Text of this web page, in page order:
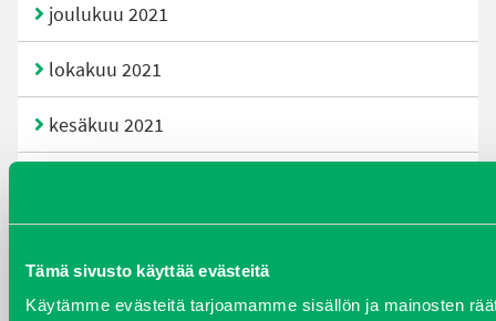
Tämä sivusto käyttää evästeitä
Käytämme evästeitä tarjoamamme sisällön ja mainosten
joulukuu 2021
lokakuu 2021
kesäkuu 2021